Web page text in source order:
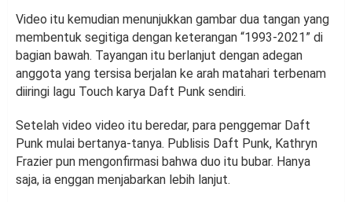
Video itu kemudian menunjukkan gambar dua tangan yang
membentuk segitiga dengan keterangan “1993-2021” di
bagian bawah. Tayangan itu berlanjut dengan adegan
anggota yang tersisa berjalan ke arah matahari terbenam
diiringi lagu Touch karya Daft Punk sendiri.
Setelah video video itu beredar, para penggemar Daft
Punk mulai bertanya-tanya. Publisis Daft Punk, Kathryn
Frazier pun mengonfirmasi bahwa duo itu bubar. Hanya
saja, ia enggan menjabarkan lebih lanjut.